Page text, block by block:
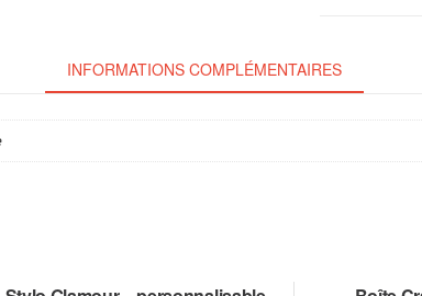
INFORMATIONS COMPLÉMENTAIRES